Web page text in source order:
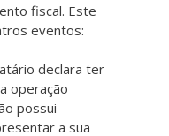
fiscal. Este
eventos:
declara ter
operação
possui
a sua